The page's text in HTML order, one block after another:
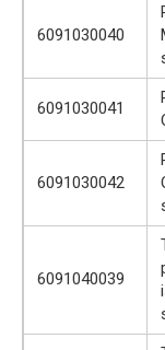
6091030040
6091030041
6091030042
6091040039